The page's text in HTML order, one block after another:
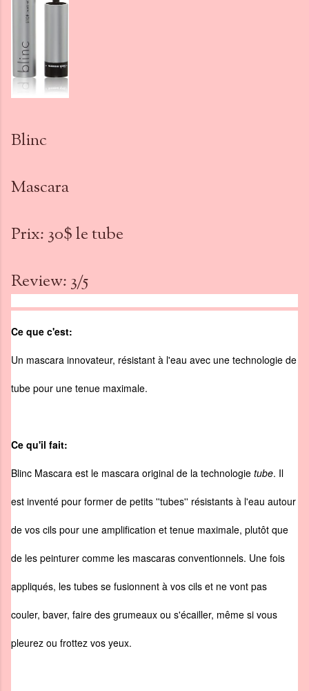
Blinc
Mascara
Prix: 30$ le tube
Review: 3/5
Ce que c'est:
Un mascara innovateur, résistant à l'eau avec une technologie de
tube pour une tenue maximale.
Ce qu'il fait:
Blinc Mascara est le mascara original de la technologie tube. Il
est inventé pour former de petits ''tubes'' résistants à l'eau autour
de vos cils pour une amplification et tenue maximale, plutôt que
de les peinturer comme les mascaras conventionnels. Une fois
appliqués, les tubes se fusionnent à vos cils et ne vont pas
couler, baver, faire des grumeaux ou s'écailler, même si vous
pleurez ou frottez vos yeux.